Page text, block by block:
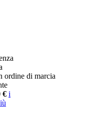
ordine di marcia
€ i